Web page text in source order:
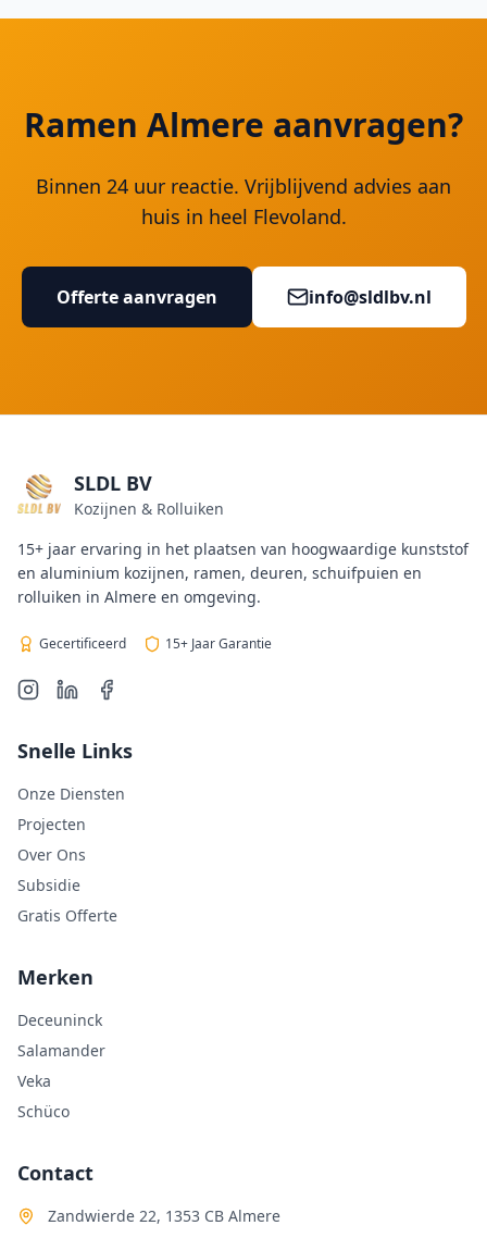
Ramen Almere aanvragen?
Binnen 24 uur reactie. Vrijblijvend advies aan
huis in heel Flevoland.
Offerte aanvragen info@sldlbv.nl
SLDL BV
Kozijnen & Rolluiken
15+ jaar ervaring in het plaatsen van hoogwaardige kunststof
en aluminium kozijnen, ramen, deuren, schuifpuien en
rolluiken in Almere en omgeving.
Gecertificeerd 15+ Jaar Garantie
Snelle Links
Onze Diensten
Projecten
Over Ons
Subsidie
Gratis Offerte
Merken
Deceuninck
Salamander
Veka
Schüco
Contact
Zandwierde 22, 1353 CB Almere